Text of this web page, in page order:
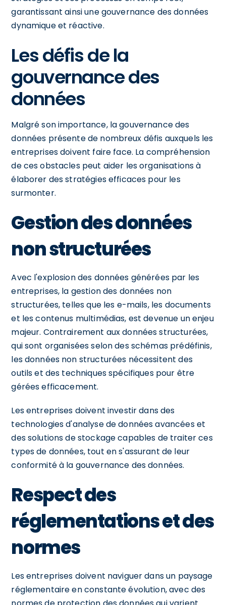
garantissant ainsi une gouvernance des données
dynamique et réactive.
Les défis de la
gouvernance des
données
Malgré son importance, la gouvernance des
données présente de nombreux défis auxquels les
entreprises doivent faire face. La compréhension
de ces obstacles peut aider les organisations à
élaborer des stratégies efficaces pour les
surmonter.
Gestion des données
non structurées
Avec l'explosion des données générées par les
entreprises, la gestion des données non
structurées, telles que les e-mails, les documents
et les contenus multimédias, est devenue un enjeu
majeur. Contrairement aux données structurées,
qui sont organisées selon des schémas prédéfinis,
les données non structurées nécessitent des
outils et des techniques spécifiques pour être
gérées efficacement.
Les entreprises doivent investir dans des
technologies d'analyse de données avancées et
des solutions de stockage capables de traiter ces
types de données, tout en s'assurant de leur
conformité à la gouvernance des données.
Respect des
réglementations et des
normes
Les entreprises doivent naviguer dans un paysage
réglementaire en constante évolution, avec des